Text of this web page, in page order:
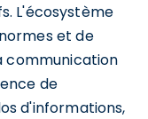
L'écosystème
et de
communication
de
d'informations,